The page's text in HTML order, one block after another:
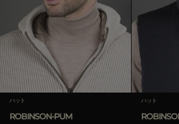
ハット
ROBINSON-PUM
ハット